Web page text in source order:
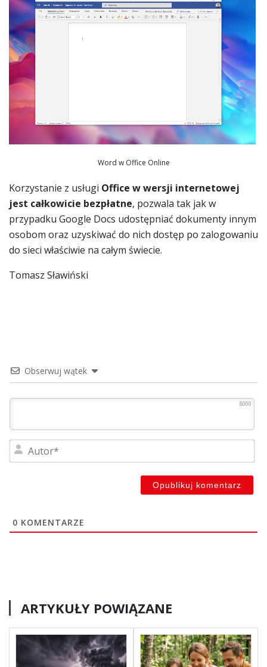
Word w Office Online
Korzystanie z usługi Office w wersji internetowej
jest całkowicie bezpłatne, pozwala tak jak w
przypadku Google Docs udostępniać dokumenty innym
osobom oraz uzyskiwać do nich dostęp po zalogowaniu
do sieci właściwie na całym świecie.
Tomasz Sławiński
Obserwuj wątek
8000
0 KOMENTARZE
ARTYKUŁY POWIĄZANE